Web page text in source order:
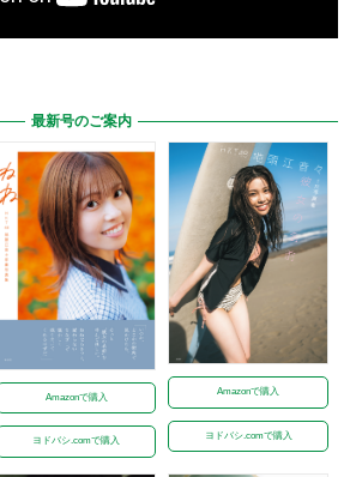
最新号のご案内
Amazonで購入
ヨドバシ.comで購入
Amazonで購入
ヨドバシ.comで購入